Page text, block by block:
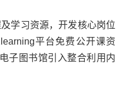
学习资源，开发核心岗位
平台免费公开课资
子图书馆引入整合利用内